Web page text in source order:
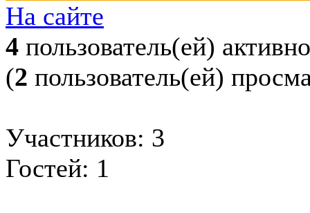
На сайте
4 пользователь(ей) активно
(2 пользователь(ей)
Участников: 3
Гостей: 1